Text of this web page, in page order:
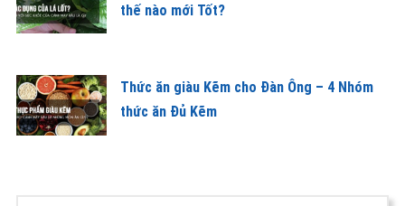
thế nào mới Tốt?
Thức ăn giàu Kẽm cho Đàn Ông – 4 Nhóm
thức ăn Đủ Kẽm